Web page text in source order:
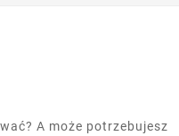
A może potrzebujesz